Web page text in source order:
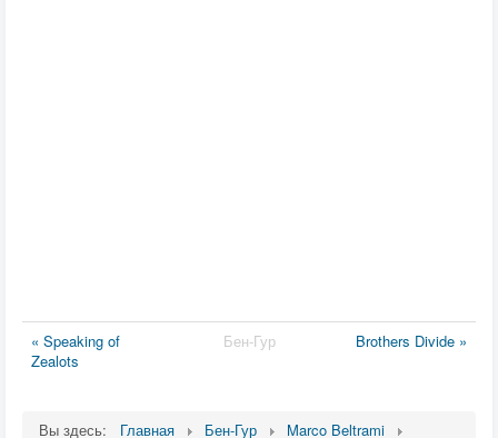
« Speaking of
Zealots
Бен-Гур Brothers Divide »
Вы здесь: Главная Бен-Гур
Marco Beltrami